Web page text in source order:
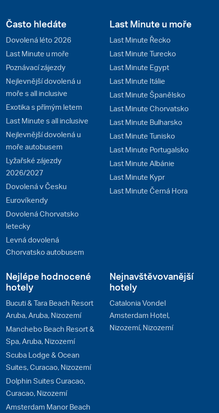
Často hledáte
Dovolená léto 2026
Last Minute u moře
Poznávací zájezdy
Nejlevnější dovolená u
moře s all inclusive
Exotika s přímým letem
Last Minute s all inclusive
Nejlevnější dovolená u
moře autobusem
Lyžařské zájezdy
2026/2027
Dovolená v Česku
Eurovíkendy
Dovolená Chorvatsko
letecky
Levná dovolená
Chorvatsko autobusem
Last Minute u moře
Last Minute Řecko
Last Minute Turecko
Last Minute Egypt
Last Minute Itálie
Last Minute Španělsko
Last Minute Chorvatsko
Last Minute Bulharsko
Last Minute Tunisko
Last Minute Portugalsko
Last Minute Albánie
Last Minute Kypr
Last Minute Černá Hora
Nejlépe hodnocené
hotely
Bucuti & Tara Beach Resort
Aruba, Aruba, Nizozemí
Manchebo Beach Resort &
Spa, Aruba, Nizozemí
Scuba Lodge & Ocean
Suites, Curacao, Nizozemí
Dolphin Suites Curacao,
Curacao, Nizozemí
Amsterdam Manor Beach
Nejnavštěvovanější
hotely
Catalonia Vondel
Amsterdam Hotel,
Nizozemí, Nizozemí